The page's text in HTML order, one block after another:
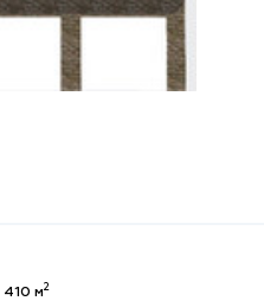
410 м2